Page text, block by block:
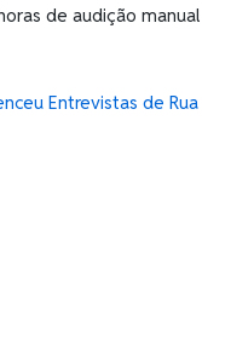
de audição manual
Entrevistas de Rua